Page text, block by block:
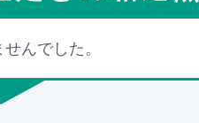
んでした。